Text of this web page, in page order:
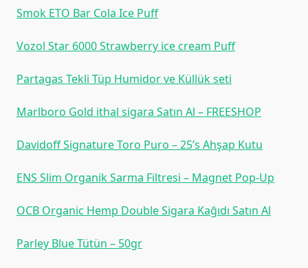
Smok ETO Bar Cola Ice Puff
Vozol Star 6000 Strawberry ice cream Puff
Partagas Tekli Tüp Humidor ve Küllük seti
Marlboro Gold ithal sigara Satın Al – FREESHOP
Davidoff Signature Toro Puro – 25’s Ahşap Kutu
ENS Slim Organik Sarma Filtresi – Magnet Pop-Up
OCB Organic Hemp Double Sigara Kağıdı Satın Al
Parley Blue Tütün – 50gr